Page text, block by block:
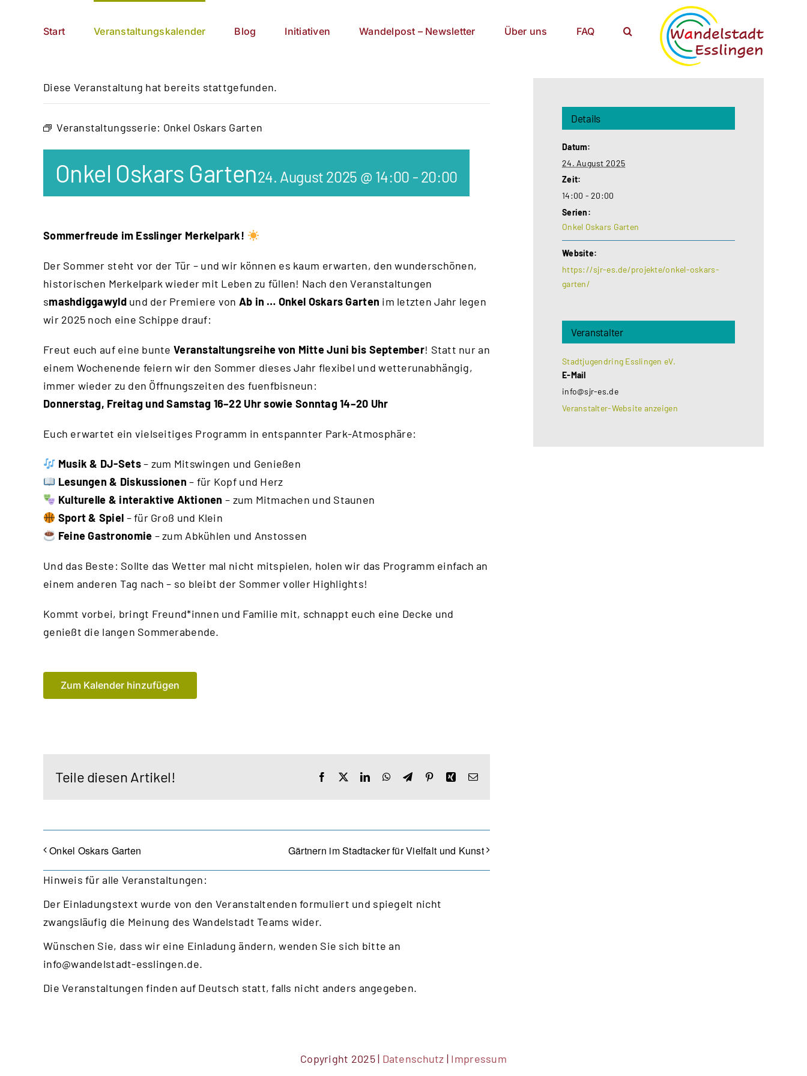
Start Veranstaltungskalender Blog Initiativen Wandelpost – Newsletter Über uns FAQ
Diese Veranstaltung hat bereits stattgefunden.
Veranstaltungsserie: Onkel Oskars Garten
Onkel Oskars Garten24. August 2025 @ 14:00 - 20:00
Sommerfreude im Esslinger Merkelpark!
Der Sommer steht vor der Tür – und wir können es kaum erwarten, den wunderschönen,
historischen Merkelpark wieder mit Leben zu füllen! Nach den Veranstaltungen
smashdiggawyldund der Premiere von Ab in … Onkel Oskars Garten im letzten Jahr legen
wir 2025 noch eine Schippe drauf:
Freut euch auf eine bunteVeranstaltungsreihe von Mitte Juni bis September! Statt nur an
einem Wochenende feiern wir den Sommer dieses Jahr flexibel und wetterunabhängig,
immer wieder zu den Öffnungszeiten des fuenfbisneun:
Donnerstag, Freitag und Samstag 16–22 Uhr sowie Sonntag 14–20 Uhr
Euch erwartet ein vielseitiges Programm in entspannter Park-Atmosphäre:
Musik & DJ-Sets– zum Mitswingen und Genießen
Lesungen & Diskussionen – für Kopf und Herz
Kulturelle & interaktive Aktionen – zum Mitmachen und Staunen
Sport & Spiel – für Groß und Klein
Feine Gastronomie – zum Abkühlen und Anstossen
Und das Beste: Sollte das Wetter mal nicht mitspielen, holen wir das Programm einfach an
einem anderen Tag nach – so bleibt der Sommer voller Highlights!
Kommt vorbei, bringt Freund*innen und Familie mit, schnappt euch eine Decke und
genießt die langen Sommerabende.
Zum Kalender hinzufügen
Teile diesen Artikel! Facebook LinkedInWhatsApp
TelegramPinterestXingE-
Onkel Oskars Garten Gärtnern im Stadtacker für Vielfalt und Kunst
Hinweis für alle Veranstaltungen:
Der Einladungstext wurde von den Veranstaltenden formuliert und spiegelt nicht
zwangsläufig die Meinung des Wandelstadt Teams wider.
Wünschen Sie, dass wir eine Einladung ändern, wenden Sie sich bitte an
info@wandelstadt-esslingen.de.
Die Veranstaltungen finden auf Deutsch statt, falls nicht anders angegeben.
Details
Datum:
24. August 2025
Zeit:
14:00 - 20:00
Serien:
Onkel Oskars Garten
Website:
https://sjr-es.de/projekte/onkel-oskars-
garten/
Veranstalter
Stadtjugendring Esslingen eV.
E-Mail
info@sjr-es.de
Veranstalter-Website anzeigen
Copyright 2025 | Datenschutz | Impressum